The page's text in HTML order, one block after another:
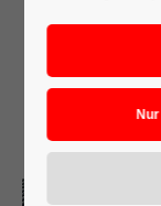
Support
Lorem ipsum